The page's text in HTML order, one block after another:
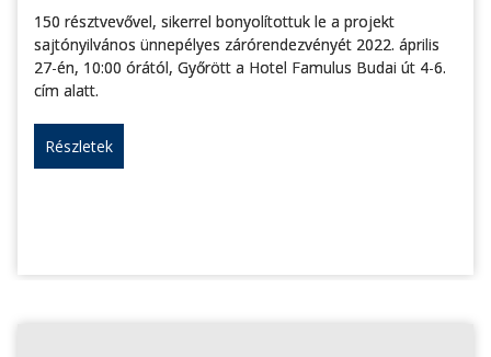
150 résztvevővel, sikerrel bonyolítottuk le a projekt
sajtónyilvános ünnepélyes zárórendezvényét 2022. április
27-én, 10:00 órától, Győrött a Hotel Famulus Budai út 4-6.
cím alatt.
Részletek